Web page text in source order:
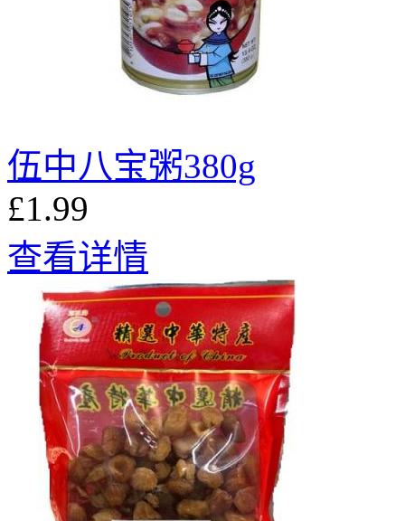
伍中八宝粥380g
£1.99
查看详情